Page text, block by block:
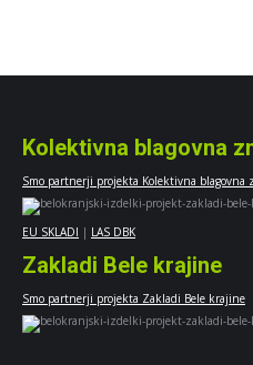
Kolektivna blagovna
Smo partnerji projekta Kolektivna blagovna
EU SKLADI | LAS DBK
Zakladi Bele krajine
Smo partnerji projekta Zakladi Bele krajine